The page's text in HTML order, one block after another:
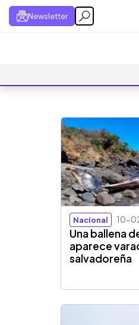
Newsletter
Nacional 10-
Una ballena
aparece
salvadoreña